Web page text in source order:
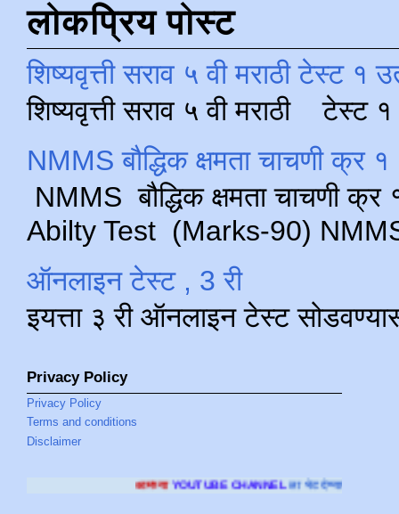
लोकप्रिय पोस्ट
शिष्यवृत्ती सराव ५ वी मराठी टेस्ट १
शिष्यवृत्ती सराव ५ वी मराठी टेस्ट
NMMS बौद्धिक क्षमता चाचणी क्र
NMMS बौद्धिक क्षमता चाचणी
Abilty Test (Marks-90) NMMS
ऑनलाइन टेस्ट , 3 री
इयत्ता ३ री ऑनलाइन टेस्ट
Privacy Policy
Privacy Policy
Terms and conditions
Disclaimer
YOUTUBE CHANNELला भेट देण्यासाठी क्लिक करा.